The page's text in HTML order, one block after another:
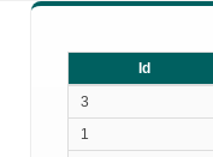
Id
3
1